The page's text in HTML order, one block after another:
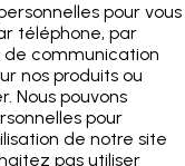
pour vous
téléphone, par
communication
nos produits ou
Nous pouvons
pour
de notre site
pas utiliser